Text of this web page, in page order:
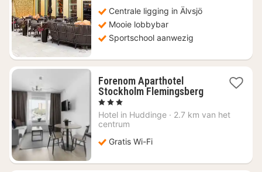
70,24Centrale ligging in Älvsjö
Mooie lobbybar
Sportschool aanwezig
Forenom Aparthotel
Stockholm Flemingsberg1
vanaf
, 3 Sterren
Hotel in Huddinge · 2.7 km van het
centrum
Gratis Wi-Fi